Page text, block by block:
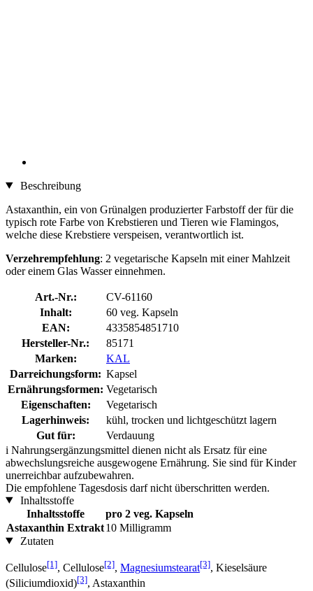
Beschreibung
Astaxanthin, ein von Grünalgen produzierter Farbstoff der für die
typisch rote Farbe von Krebstieren und Tieren wie Flamingos,
welche diese Krebstiere verspeisen, verantwortlich ist.
Verzehrempfehlung: 2 vegetarische Kapseln mit einer Mahlzeit
oder einem Glas Wasser einnehmen.
Art.-Nr.:
CV-61160
Inhalt:
60 veg. Kapseln
EAN:
4335854851710
Hersteller-Nr.:
85171
Marken:
KAL
Darreichungsform: Kapsel
Ernährungsformen: Vegetarisch
Eigenschaften:
Vegetarisch
Lagerhinweis:
kühl, trocken und lichtgeschützt lagern
Gut für:
Verdauung
i Nahrungsergänzungsmittel dienen nicht als Ersatz für eine
abwechslungsreiche ausgewogene Ernährung. Sie sind für Kinder
unerreichbar aufzubewahren.
Die empfohlene Tagesdosis darf nicht überschritten werden.
Inhaltsstoffe
Inhaltsstoffe
pro 2 veg. Kapseln
Astaxanthin Extrakt10 Milligramm
Zutaten
Cellulose[1], Cellulose[2], Magnesiumstearat[3], Kieselsäure
(Siliciumdioxid)[3], Astaxanthin